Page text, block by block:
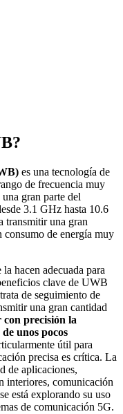
es una tecnología de
de frecuencia muy
gran parte del
3.1 GHz hasta 10.6
transmitir una gran
consumo de energía muy
hacen adecuada para
clave de UWB
de seguimiento de
una gran cantidad
precisión la
unos pocos
útil para
precisa es crítica. La
de aplicaciones,
interiores, comunicación
está explorando su uso
de comunicación 5G.